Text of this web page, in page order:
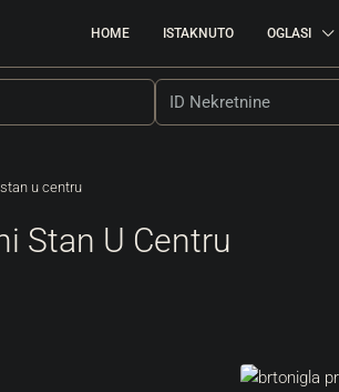
HOME ISTAKNUTO OGLASI
u centru
Stan U Centru